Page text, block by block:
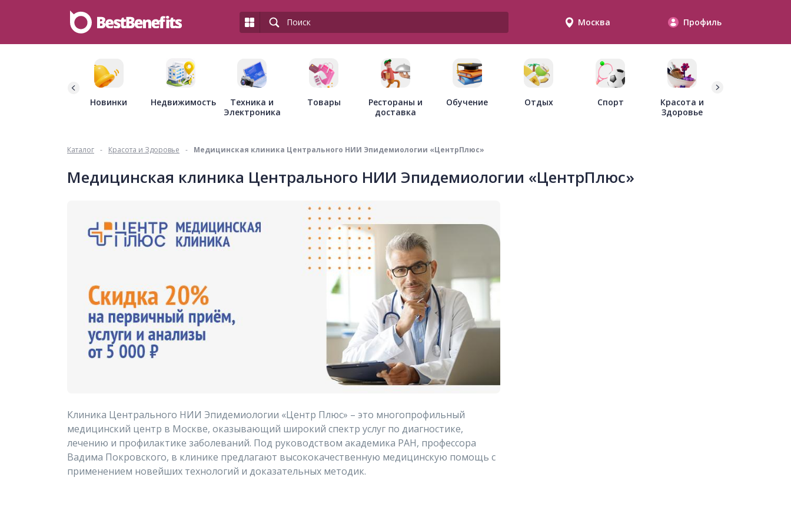
Москва Профиль
Новинки Недвижимость
Техника и
Электроника
Товары
Рестораны и
доставка
Обучение Отдых Спорт
Красота и
Здоровье
Каталог - Красота и Здоровье - Медицинская клиника Центрального НИИ Эпидемиологии «ЦентрПлюс»
Медицинская клиника Центрального НИИ Эпидемиологии «ЦентрПлюс»
Клиника Центрального НИИ Эпидемиологии «Центр Плюс» – это многопрофильный
медицинский центр в Москве, оказывающий широкий спектр услуг по диагностике,
лечению и профилактике заболеваний. Под руководством академика РАН, профессора
Вадима Покровского, в клинике предлагают высококачественную медицинскую помощь с
применением новейших технологий и доказательных методик.